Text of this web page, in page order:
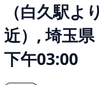
（白久駅
近）, 埼玉県
下午03:00